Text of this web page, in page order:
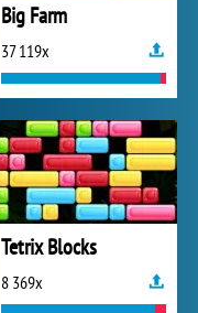
Big Farm
37 119x
Tetrix Blocks
8 369x